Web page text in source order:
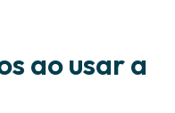
ao usar a